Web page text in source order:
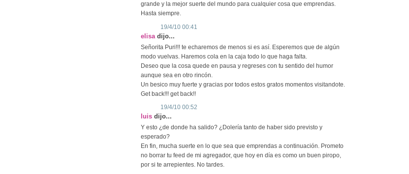
grande y la mejor suerte del mundo para cualquier cosa que emprendas.
Hasta siempre.
19/4/10 00:41
elisa dijo...
Señorita Puri!!! te echaremos de menos si es así. Esperemos que de algún
modo vuelvas. Haremos cola en la caja todo lo que haga falta.
Deseo que la cosa quede en pausa y regreses con tu sentido del humor
aunque sea en otro rincón.
Un besico muy fuerte y gracias por todos estos gratos momentos visitandote.
Get back!!! get back!!
19/4/10 00:52
luis dijo...
Y esto ¿de donde ha salido? ¿Dolería tanto de haber sido previsto y
esperado?
En fin, mucha suerte en lo que sea que emprendas a continuación. Prometo
no borrar tu feed de mi agregador, que hoy en día es como un buen piropo,
por si te arrepientes. No tardes.